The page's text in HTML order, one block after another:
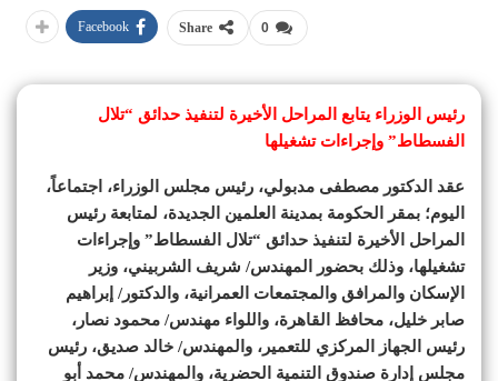
0
Share
Facebook
رئيس الوزراء يتابع المراحل الأخيرة لتنفيذ حدائق “تلال
الفسطاط” وإجراءات تشغيلها
عقد الدكتور مصطفى مدبولي، رئيس مجلس الوزراء، اجتماعاً،
اليوم؛ بمقر الحكومة بمدينة العلمين الجديدة، لمتابعة رئيس
المراحل الأخيرة لتنفيذ حدائق “تلال الفسطاط” وإجراءات
تشغيلها، وذلك بحضور المهندس/ شريف الشربيني، وزير
الإسكان والمرافق والمجتمعات العمرانية، والدكتور/ إبراهيم
صابر خليل، محافظ القاهرة، واللواء مهندس/ محمود نصار،
رئيس الجهاز المركزي للتعمير، والمهندس/ خالد صديق، رئيس
مجلس إدارة صندوق التنمية الحضرية، والمهندس/ محمد أبو